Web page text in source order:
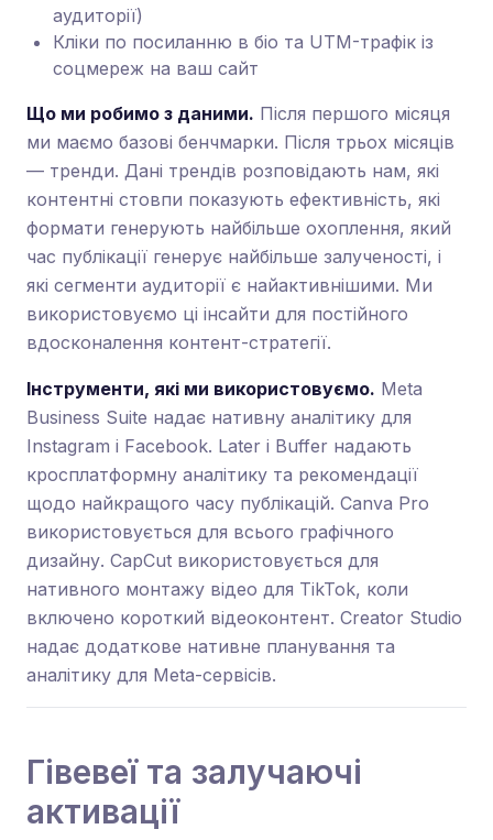
аудиторії)
Кліки по посиланню в біо та UTM-трафік із
соцмереж на ваш сайт
Що ми робимо з даними. Після першого місяця
ми маємо базові бенчмарки. Після трьох місяців
— тренди. Дані трендів розповідають нам, які
контентні стовпи показують ефективність, які
формати генерують найбільше охоплення, який
час публікації генерує найбільше залученості, і
які сегменти аудиторії є найактивнішими. Ми
використовуємо ці інсайти для постійного
вдосконалення контент-стратегії.
Інструменти, які ми використовуємо. Meta
Business Suite надає нативну аналітику для
Instagram і Facebook. Later і Buffer надають
кросплатформну аналітику та рекомендації
щодо найкращого часу публікацій. Canva Pro
використовується для всього графічного
дизайну. CapCut використовується для
нативного монтажу відео для TikTok, коли
включено короткий відеоконтент. Creator Studio
надає додаткове нативне планування та
аналітику для Meta-сервісів.
Гівевеї та залучаючі
активації